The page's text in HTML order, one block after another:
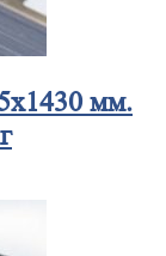
мм.